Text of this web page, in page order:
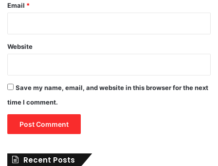
Email *
Website
Save my name, email, and website in this browser for the next
time I comment.
Recent Posts